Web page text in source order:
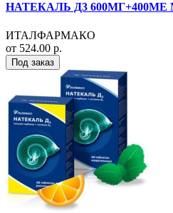
НАТЕКАЛЬ Д3 600МГ+400МЕ
ИТАЛФАРМАКО
от 524.00 р.
Под заказ